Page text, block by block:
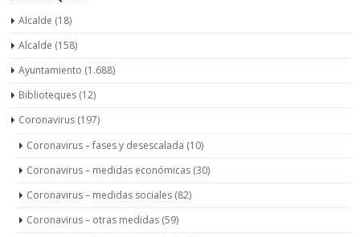
Alcalde (18)
Alcalde (158)
Ayuntamiento (1.688)
Biblioteques (12)
Coronavirus (197)
Coronavirus – fases y desescalada (10)
Coronavirus – medidas económicas (30)
Coronavirus – medidas sociales (82)
Coronavirus – otras medidas (59)